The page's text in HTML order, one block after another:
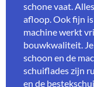
schone vaat.
afloop. Ook fijn
machine werkt
bouwkwaliteit.
schoon en de
schuiflades zijn
en de